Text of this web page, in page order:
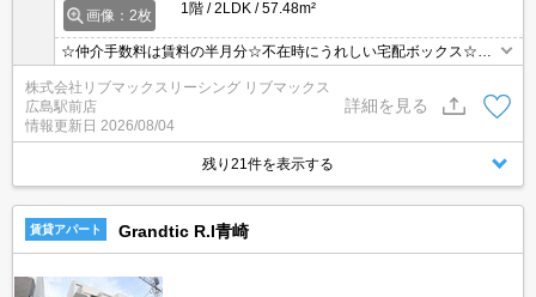
画像：2枚
1階
2LDK 57.48m²
☆仲介手数料は賃料の半月分☆不在時にうれしい宅配ボックス☆都
市ガスで光熱費節約☆ネット無料☆追い焚き機能・浴室乾燥機など
水回り設備充実♪モニタ付オートロック完備でセキュリティーは安心
♪近隣にスーパーやコンビニがあり住環境良好☆彡
株式会社リブマックスリーシング リブマックス
広島駅前店
情報更新日 2026/08/04
詳細を見る
残り21件を表示する
賃貸アパート Grandtic R.I青崎